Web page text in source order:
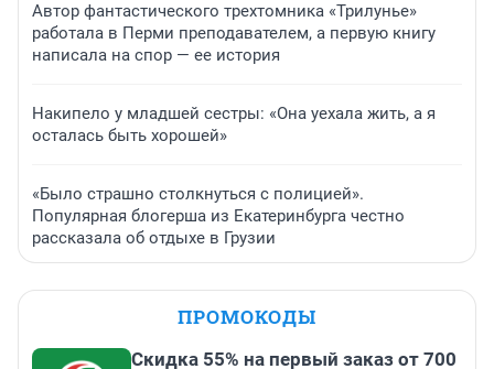
Автор фантастического трехтомника «Трилунье»
работала в Перми преподавателем, а первую книгу
написала на спор — ее история
Накипело у младшей сестры: «Она уехала жить, а я
осталась быть хорошей»
«Было страшно столкнуться с полицией».
Популярная блогерша из Екатеринбурга честно
рассказала об отдыхе в Грузии
ПРОМОКОДЫ
Скидка 55% на первый заказ от 700